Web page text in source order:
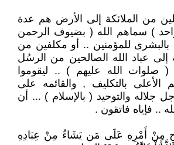
من الملائكة إلى الأرض هم عدة
) سماهم الله ( بضيوف الرحمن
للمؤمنين .. أو مكلفين من
إلى عباد الله الصالحين من الرسُل
( صلوات الله عليهم ) .. ليقوموا
الأعلى بالتكليف , والقائمه على
جل جلاله والتوحيد ( بالإسلام ) ... أن
.. فإياه فاتقون .
مِنْ أَمْرِهِ عَلَى مَن يَشَاءُ مِنْ عِبَادِهِ